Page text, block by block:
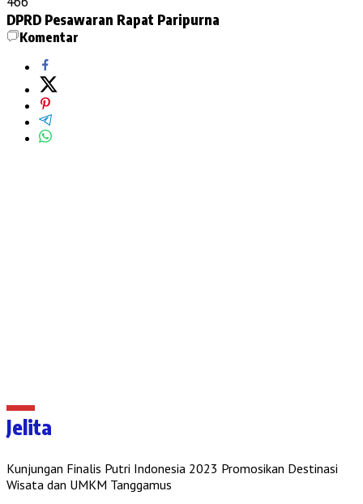
DPRD Pesawaran Rapat Paripurna
Komentar
Jelita
Kunjungan Finalis Putri Indonesia 2023 Promosikan Destinasi
Wisata dan UMKM Tanggamus